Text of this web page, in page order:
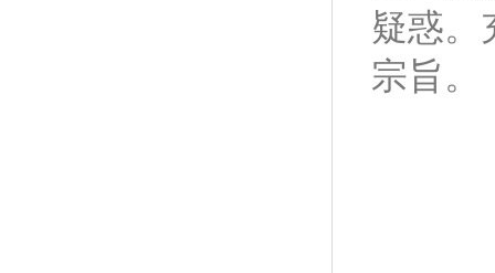
疑惑。
宗旨。